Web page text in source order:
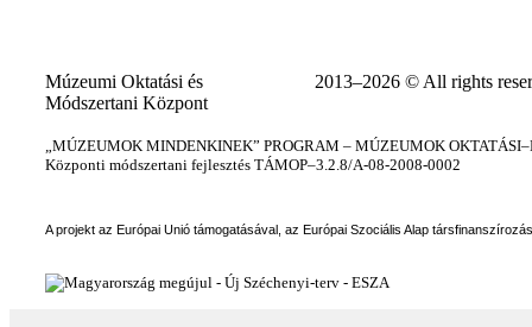
Múzeumi Oktatási és
Módszertani Központ
2013–2026 © All rights
„MÚZEUMOK MINDENKINEK” PROGRAM – MÚZEUMOK
Központi módszertani fejlesztés TÁMOP–3.2.8/A-08-2008-0002
A projekt az Európai Unió támogatásával, az Európai Szociális Alap